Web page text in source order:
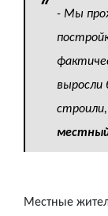
- Мы
выросли
строили,
Местные